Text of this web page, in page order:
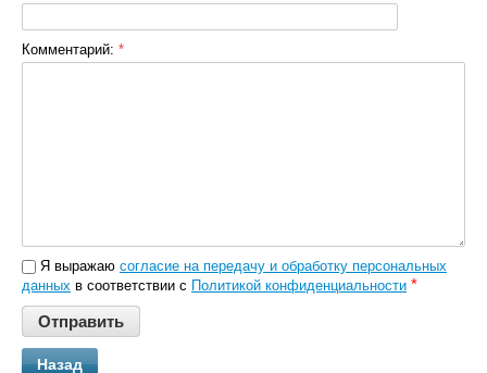
Комментарий: *
Я выражаю согласие на передачу и обработку персональных
данных в соответствии с Политикой конфиденциальности *
Назад